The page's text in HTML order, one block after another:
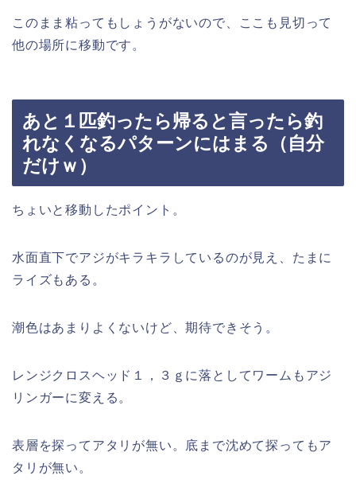
このまま粘ってもしょうがないので、ここも見切って
他の場所に移動です。
あと１匹釣ったら帰ると言ったら釣
れなくなるパターンにはまる（自分
だけｗ）
ちょいと移動したポイント。
水面直下でアジがキラキラしているのが見え、たまに
ライズもある。
潮色はあまりよくないけど、期待できそう。
レンジクロスヘッド１，３ｇに落としてワームもアジ
リンガーに変える。
表層を探ってアタリが無い。底まで沈めて探ってもア
タリが無い。